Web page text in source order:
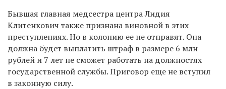
Бывшая главная медсестра центра Лидия
Клитенкович также признана виновной в этих
преступлениях. Но в колонию ее не отправят. Она
должна будет выплатить штраф в размере 6 млн
рублей и 7 лет не сможет работать на должностях
государственной службы. Приговор еще не вступил
в законную силу.